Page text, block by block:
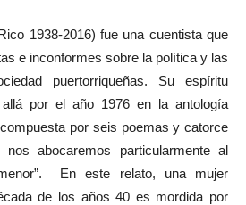
1938-2016) fue una cuentista que
e inconformes sobre la política y las
puertorriqueñas. Su espíritu
allá por el año 1976 en la antología
por seis poemas y catorce
abocaremos particularmente al
En este relato, una mujer
de los años 40 es mordida por